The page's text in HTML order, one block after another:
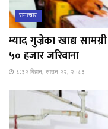
समाचार
म्याद गुज्रेका खाद्य
५० हजार जरिवाना
६:३२ बिहान, साउन २२, २०८३